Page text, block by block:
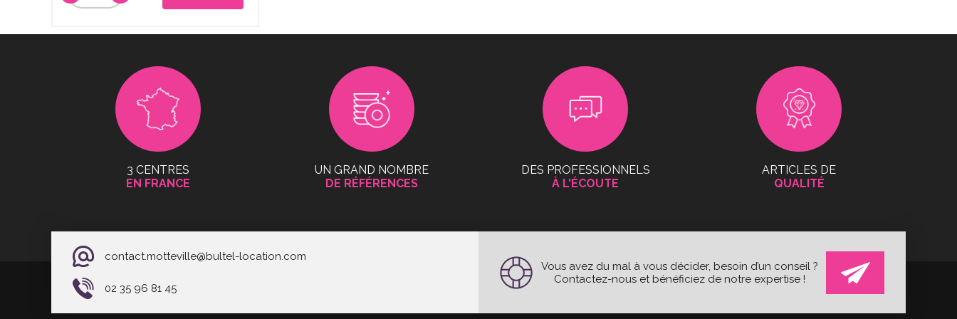
3 CENTRES
EN FRANCE
UN GRAND NOMBRE
DE RÉFÉRENCES
DES PROFESSIONNELS
À L'ÉCOUTE
ARTICLES DE
QUALITÉ
contact.motteville@bultel-location.com
02 35 96 81 45
Vous avez du mal à vous décider, besoin d’un conseil ?
Contactez-nous et bénéficiez de notre expertise !